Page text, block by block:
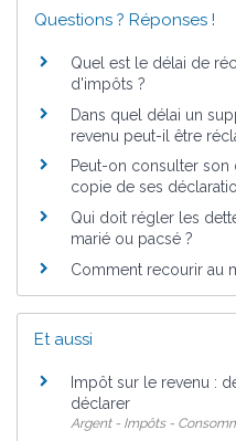
Questions ? Réponses !
Quel est le délai de
d'impôts ?
Dans quel délai un
revenu peut-il être
Peut-on consulter
copie de ses
Qui doit régler les
marié ou pacsé ?
Comment recourir au
Et aussi
Impôt sur le revenu :
déclarer
Argent - Impôts -